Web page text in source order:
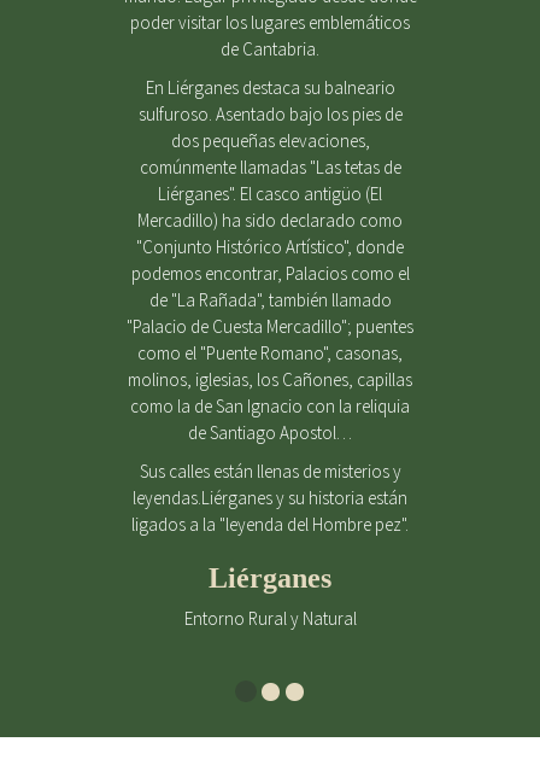
poder visitar los lugares emblemáticos
de Cantabria.
En Liérganes destaca su balneario
sulfuroso. Asentado bajo los pies de
dos pequeñas elevaciones,
comúnmente llamadas "Las tetas de
Liérganes". El casco antigüo (El
Mercadillo) ha sido declarado como
"Conjunto Histórico Artístico", donde
podemos encontrar, Palacios como el
de "La Rañada", también llamado
"Palacio de Cuesta Mercadillo"; puentes
como el "Puente Romano", casonas,
molinos, iglesias, los Cañones, capillas
como la de San Ignacio con la reliquia
de Santiago Apostol…
Sus calles están llenas de misterios y
leyendas.Liérganes y su historia están
ligados a la "leyenda del Hombre pez".
Liérganes
Entorno Rural y Natural